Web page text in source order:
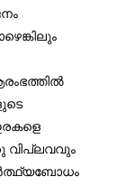
വിപ്ലവവും